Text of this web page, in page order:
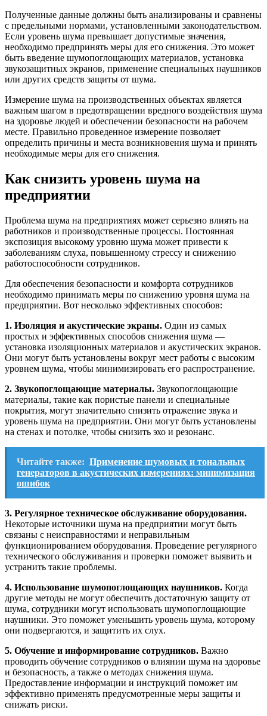
Полученные данные должны быть анализированы и сравнены
с предельными нормами, установленными законодательством.
Если уровень шума превышает допустимые значения,
необходимо предпринять меры для его снижения. Это может
быть введение шумопоглощающих материалов, установка
звукозащитных экранов, применение специальных наушников
или других средств защиты от шума.
Измерение шума на производственных объектах является
важным шагом в предотвращении вредного воздействия шума
на здоровье людей и обеспечении безопасности на рабочем
месте. Правильно проведенное измерение позволяет
определить причины и места возникновения шума и принять
необходимые меры для его снижения.
Как снизить уровень шума на
предприятии
Проблема шума на предприятиях может серьезно влиять на
работников и производственные процессы. Постоянная
экспозиция высокому уровню шума может привести к
заболеваниям слуха, повышенному стрессу и снижению
работоспособности сотрудников.
Для обеспечения безопасности и комфорта сотрудников
необходимо принимать меры по снижению уровня шума на
предприятии. Вот несколько эффективных способов:
1. Изоляция и акустические экраны. Один из самых
простых и эффективных способов снижения шума —
установка изоляционных материалов и акустических экранов.
Они могут быть установлены вокруг мест работы с высоким
уровнем шума, чтобы минимизировать его распространение.
2. Звукопоглощающие материалы. Звукопоглощающие
материалы, такие как пористые панели и специальные
покрытия, могут значительно снизить отражение звука и
уровень шума на предприятии. Они могут быть установлены
на стенах и потолке, чтобы снизить эхо и резонанс.
Читайте также: Применение шумовых и тональных
генераторов в акустических измерениях: минимизация
ошибок
3. Регулярное техническое обслуживание оборудования.
Некоторые источники шума на предприятии могут быть
связаны с неисправностями и неправильным
функционированием оборудования. Проведение регулярного
технического обслуживания и проверки поможет выявить и
устранить такие проблемы.
4. Использование шумопоглощающих наушников. Когда
другие методы не могут обеспечить достаточную защиту от
шума, сотрудники могут использовать шумопоглощающие
наушники. Это поможет уменьшить уровень шума, которому
они подвергаются, и защитить их слух.
5. Обучение и информирование сотрудников. Важно
проводить обучение сотрудников о влиянии шума на здоровье
и безопасность, а также о методах снижения шума.
Предоставление информации и инструкций поможет им
эффективно применять предусмотренные меры защиты и
снижать риски.